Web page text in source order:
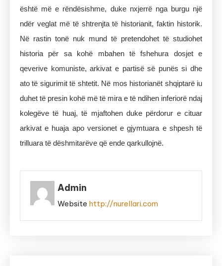
është më e rëndësishme, duke nxjerrë nga burgu një
ndër veglat më të shtrenjta të historianit, faktin historik.
Në rastin tonë nuk mund të pretendohet të studiohet
historia për sa kohë mbahen të fshehura dosjet e
qeverive komuniste, arkivat e partisë së punës si dhe
ato të sigurimit të shtetit. Në mos historianët shqiptarë iu
duhet të presin kohë më të mira e të ndihen inferiorë ndaj
kolegëve të huaj, të mjaftohen duke përdorur e cituar
arkivat e huaja apo versionet e gjymtuara e shpesh të
trilluara të dëshmitarëve që ende qarkullojnë.
Admin
Website http://nurellari.com